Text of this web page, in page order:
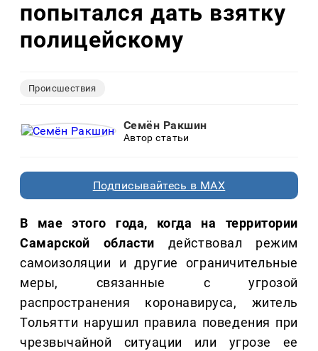
попытался дать взятку
полицейскому
Происшествия
Семён Ракшин
Автор статьи
Подписывайтесь в MAX
В мае этого года, когда на территории
Самарской области действовал режим
самоизоляции и другие ограничительные
меры, связанные с угрозой
распространения коронавируса, житель
Тольятти нарушил правила поведения при
чрезвычайной ситуации или угрозе ее